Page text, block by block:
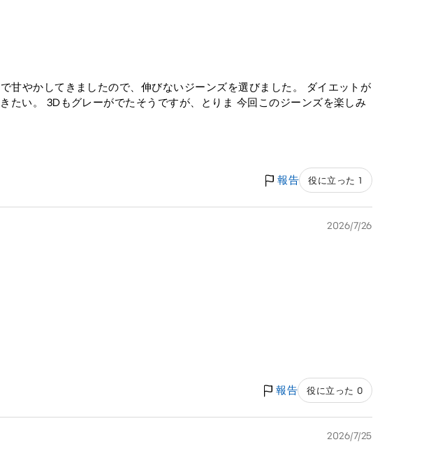
甘やかしてきましたので、伸びないジーンズを選びました。 ダイエットが
たい。 3Dもグレーがでたそうですが、とりま 今回このジーンズを楽しみ
報告 役に立った 1
2026/7/26
報告 役に立った 0
2026/7/25